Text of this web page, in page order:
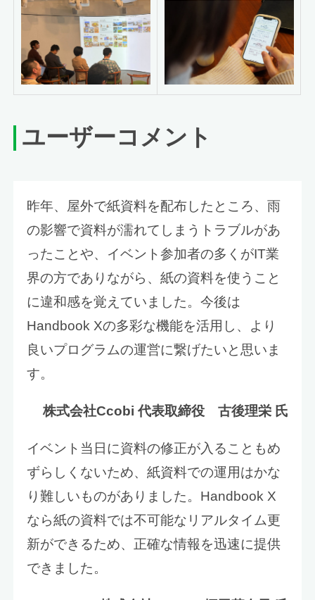
ユーザーコメント
昨年、屋外で紙資料を配布したところ、雨
の影響で資料が濡れてしまうトラブルがあ
ったことや、イベント参加者の多くがIT業
界の方でありながら、紙の資料を使うこと
に違和感を覚えていました。今後は
Handbook Xの多彩な機能を活用し、より
良いプログラムの運営に繋げたいと思いま
す。
株式会社Ccobi 代表取締役 古後理栄 氏
イベント当日に資料の修正が入ることもめ
ずらしくないため、紙資料での運用はかな
り難しいものがありました。Handbook X
なら紙の資料では不可能なリアルタイム更
新ができるため、正確な情報を迅速に提供
できました。